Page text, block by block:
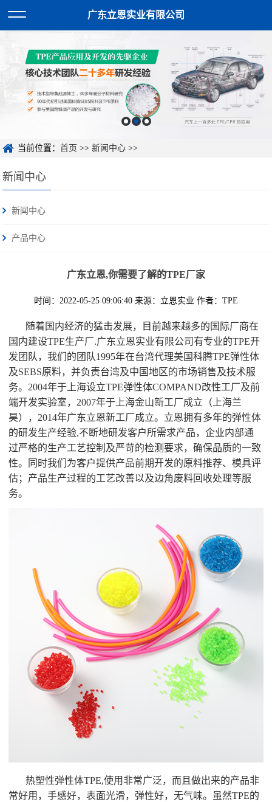
广东立恩实业有限公司
当前位置：首页 >>新闻中心 >>
新闻中心
新闻中心
产品中心
广东立恩,你需要了解的TPE厂家
时间：2022-05-25 09:06:40 来源：立恩实业 作者：TPE
随着国内经济的猛击发展，目前越来越多的国际厂商在
国内建设TPE生产厂.广东立恩实业有限公司有专业的TPE开
发团队，我们的团队1995年在台湾代理美国科腾TPE弹性体
及SEBS原料，并负责台湾及中国地区的市场销售及技术服
务。2004年于上海设立TPE弹性体COMPAND改性工厂及前
端开发实验室，2007年于上海金山新工厂成立（上海兰
昊），2014年广东立恩新工厂成立。立恩拥有多年的弹性体
的研发生产经验,不断地研发客户所需求产品，企业内部通
过严格的生产工艺控制及严苛的检测要求，确保品质的一致
性。同时我们为客户提供产品前期开发的原料推荐、模具评
估；产品生产过程的工艺改善以及边角废料回收处理等服
务。
热塑性弹性体TPE,使用非常广泛，而且做出来的产品非
常好用，手感好，表面光滑，弹性好，无气味。虽然TPE的